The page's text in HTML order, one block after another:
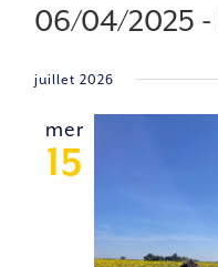
06/04/2025 -
Sélectionnez
une
date.
juillet 2026
mer
15